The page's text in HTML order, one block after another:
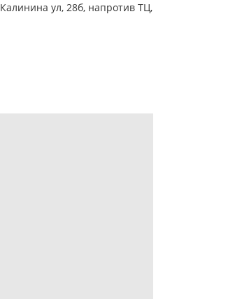
Калинина ул, 28б, напротив ТЦ,